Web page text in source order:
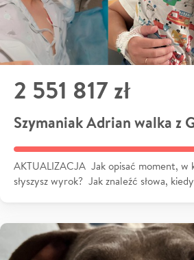
2 551 817 zł
Szymaniak Adrian walka z
AKTUALIZACJA Jak opisać moment, w
słyszysz wyrok? Jak znaleźć słowa,